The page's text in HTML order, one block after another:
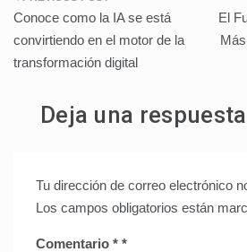
de
entradas
Conoce como la IA se está
convirtiendo en el motor de la
transformación digital
El
Deja una respuesta
Tu dirección de correo electrónico
Los campos obligatorios están
Comentario *